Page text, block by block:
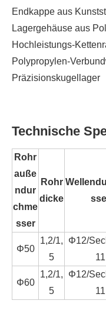
Endkappe aus
Lagergehäuse aus
Hochleistungs-
Polypropylen-
Präzisionskugellager
Technische
Rohr
auße
ndur
chme
sser
Rohr
dicke
Φ50
1,2/1,
5
Φ12/
11
Φ60
1,2/1,
5
Φ12/
11